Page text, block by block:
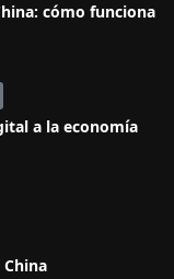
cómo funciona
a la economía